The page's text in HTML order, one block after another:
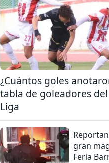
¿Cuántos goles
tabla de goleadores
Liga
gran
Feria